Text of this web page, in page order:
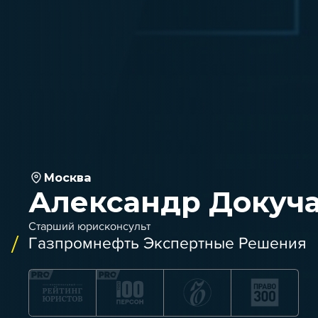
Москва
Александр
Старший юрисконсульт
Газпромнефть Экспертные Решения